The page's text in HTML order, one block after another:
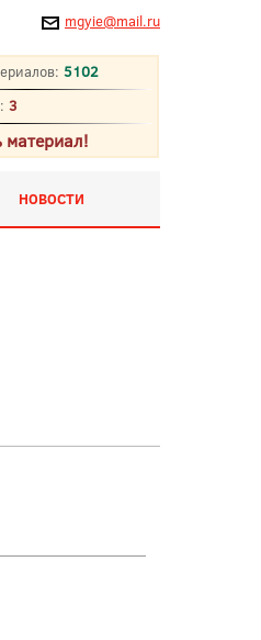
mgyie@mail.ru
5102
3
материал!
НОВОСТИ